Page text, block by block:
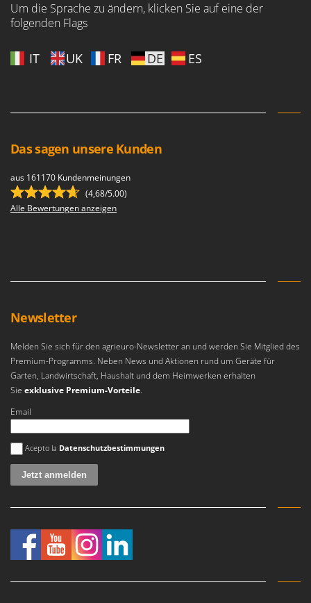
Volpi
W
Waldner
Wiper EcoRobot
Wortex
Worx
Y Yard Force
Zephir
Zodiac
Zomax
Um die Sprache zu ändern, klicken Sie auf eine der
folgenden Flags
IT UK FR DE ES
Das sagen unsere Kunden
aus 161170 Kundenmeinungen
(4,68/5.00)
Alle Bewertungen anzeigen
Newsletter
Melden Sie sich für den agrieuro-Newsletter an und werden Sie Mitglied des
Premium-Programms. Neben News und Aktionen rund um Geräte für
Garten, Landwirtschaft, Haushalt und dem Heimwerken erhalten
Sie exklusive Premium-Vorteile.
Email
Es ist ein Fehler aufgetreten
Acepto la Datenschutzbestimmungen